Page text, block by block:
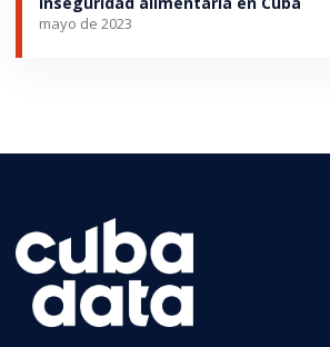
mayo de 2023